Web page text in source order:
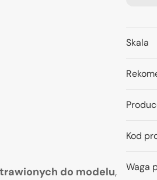
do modelu,
Skala
Kod
Waga